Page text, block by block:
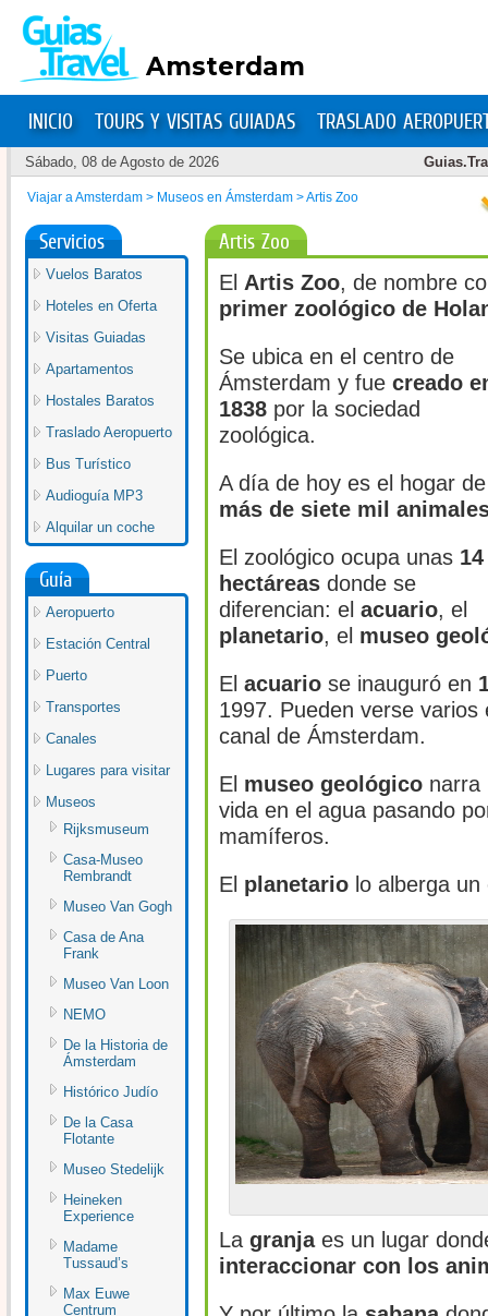
Amsterdam
INICIO TOURS Y VISITAS GUIADAS TRASLADO
Sábado, 08 de Agosto de 2026
Viajar a Amsterdam> Museos en Ámsterdam>Artis Zoo
Artis Zoo
El Artis Zoo, de nombre
primer zoológico de
Se ubica en el centro de
Ámsterdam y fue creado
1838por la sociedad
zoológica.
A día de hoy es el hogar de
más de siete mil
El zoológico ocupa unas 14
hectáreasdonde se
diferencian: el acuario, el
planetario, el museo
El acuariose inauguró en
1997. Pueden verse
canal de Ámsterdam.
El museo geológiconarra
vida en el agua pasando
mamíferos.
El planetariolo alberga un
La granjaes un lugar
interaccionar con los
Servicios
Vuelos Baratos
Hoteles en Oferta
Visitas Guiadas
Apartamentos
Hostales Baratos
Traslado Aeropuerto
Bus Turístico
Audioguía MP3
Alquilar un coche
Guía
Aeropuerto
Estación Central
Puerto
Transportes
Canales
Lugares para visitar
Museos
Rijksmuseum
Casa-Museo
Rembrandt
Museo Van Gogh
Casa de Ana
Frank
Museo Van Loon
NEMO
De la Historia de
Ámsterdam
Histórico Judío
De la Casa
Flotante
Museo Stedelijk
Heineken
Experience
Madame
Tussaud’s
Max Euwe
Centrum